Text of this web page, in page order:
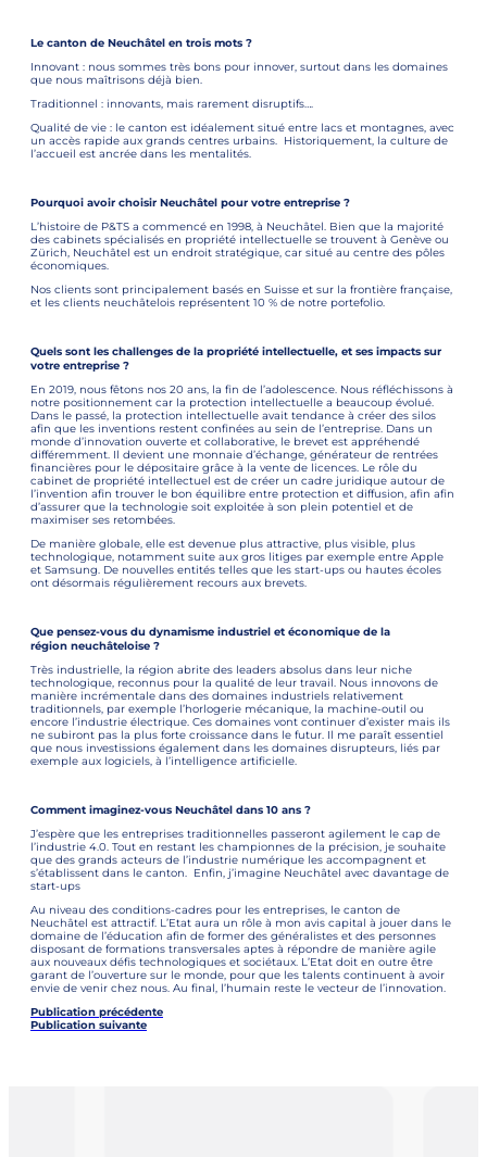
Le canton de Neuchâtel en trois mots ?
Innovant : nous sommes très bons pour innover, surtout dans les domaines
que nous maîtrisons déjà bien.
Traditionnel : innovants, mais rarement disruptifs….
Qualité de vie : le canton est idéalement situé entre lacs et montagnes, avec
un accès rapide aux grands centres urbains. Historiquement, la culture de
l’accueil est ancrée dans les mentalités.
Pourquoi avoir choisir Neuchâtel pour votre entreprise ?
L’histoire de P&TS a commencé en 1998, à Neuchâtel. Bien que la majorité
des cabinets spécialisés en propriété intellectuelle se trouvent à Genève ou
Zürich, Neuchâtel est un endroit stratégique, car situé au centre des pôles
économiques.
Nos clients sont principalement basés en Suisse et sur la frontière française,
et les clients neuchâtelois représentent 10 % de notre portefolio.
Quels sont les challenges de la propriété intellectuelle, et ses impacts sur
votre entreprise ?
En 2019, nous fêtons nos 20 ans, la fin de l’adolescence. Nous réfléchissons à
notre positionnement car la protection intellectuelle a beaucoup évolué.
Dans le passé, la protection intellectuelle avait tendance à créer des silos
afin que les inventions restent confinées au sein de l’entreprise. Dans un
monde d’innovation ouverte et collaborative, le brevet est appréhendé
différemment. Il devient une monnaie d’échange, générateur de rentrées
financières pour le dépositaire grâce à la vente de licences. Le rôle du
cabinet de propriété intellectuel est de créer un cadre juridique autour de
l’invention afin trouver le bon équilibre entre protection et diffusion, afin afin
d’assurer que la technologie soit exploitée à son plein potentiel et de
maximiser ses retombées.
De manière globale, elle est devenue plus attractive, plus visible, plus
technologique, notamment suite aux gros litiges par exemple entre Apple
et Samsung. De nouvelles entités telles que les start-ups ou hautes écoles
ont désormais régulièrement recours aux brevets.
Que pensez-vous du dynamisme industriel et économique de la
région neuchâteloise ?
Très industrielle, la région abrite des leaders absolus dans leur niche
technologique, reconnus pour la qualité de leur travail. Nous innovons de
manière incrémentale dans des domaines industriels relativement
traditionnels, par exemple l’horlogerie mécanique, la machine-outil ou
encore l’industrie électrique. Ces domaines vont continuer d’exister mais ils
ne subiront pas la plus forte croissance dans le futur. Il me paraît essentiel
que nous investissions également dans les domaines disrupteurs, liés par
exemple aux logiciels, à l’intelligence artificielle.
Comment imaginez-vous Neuchâtel dans 10 ans ?
J’espère que les entreprises traditionnelles passeront agilement le cap de
l’industrie 4.0. Tout en restant les championnes de la précision, je souhaite
que des grands acteurs de l’industrie numérique les accompagnent et
s’établissent dans le canton. Enfin, j’imagine Neuchâtel avec davantage de
start-ups
Au niveau des conditions-cadres pour les entreprises, le canton de
Neuchâtel est attractif. L’Etat aura un rôle à mon avis capital à jouer dans le
domaine de l’éducation afin de former des généralistes et des personnes
disposant de formations transversales aptes à répondre de manière agile
aux nouveaux défis technologiques et sociétaux. L’Etat doit en outre être
garant de l’ouverture sur le monde, pour que les talents continuent à avoir
envie de venir chez nous. Au final, l’humain reste le vecteur de l’innovation.
Publication précédente
Publication suivante